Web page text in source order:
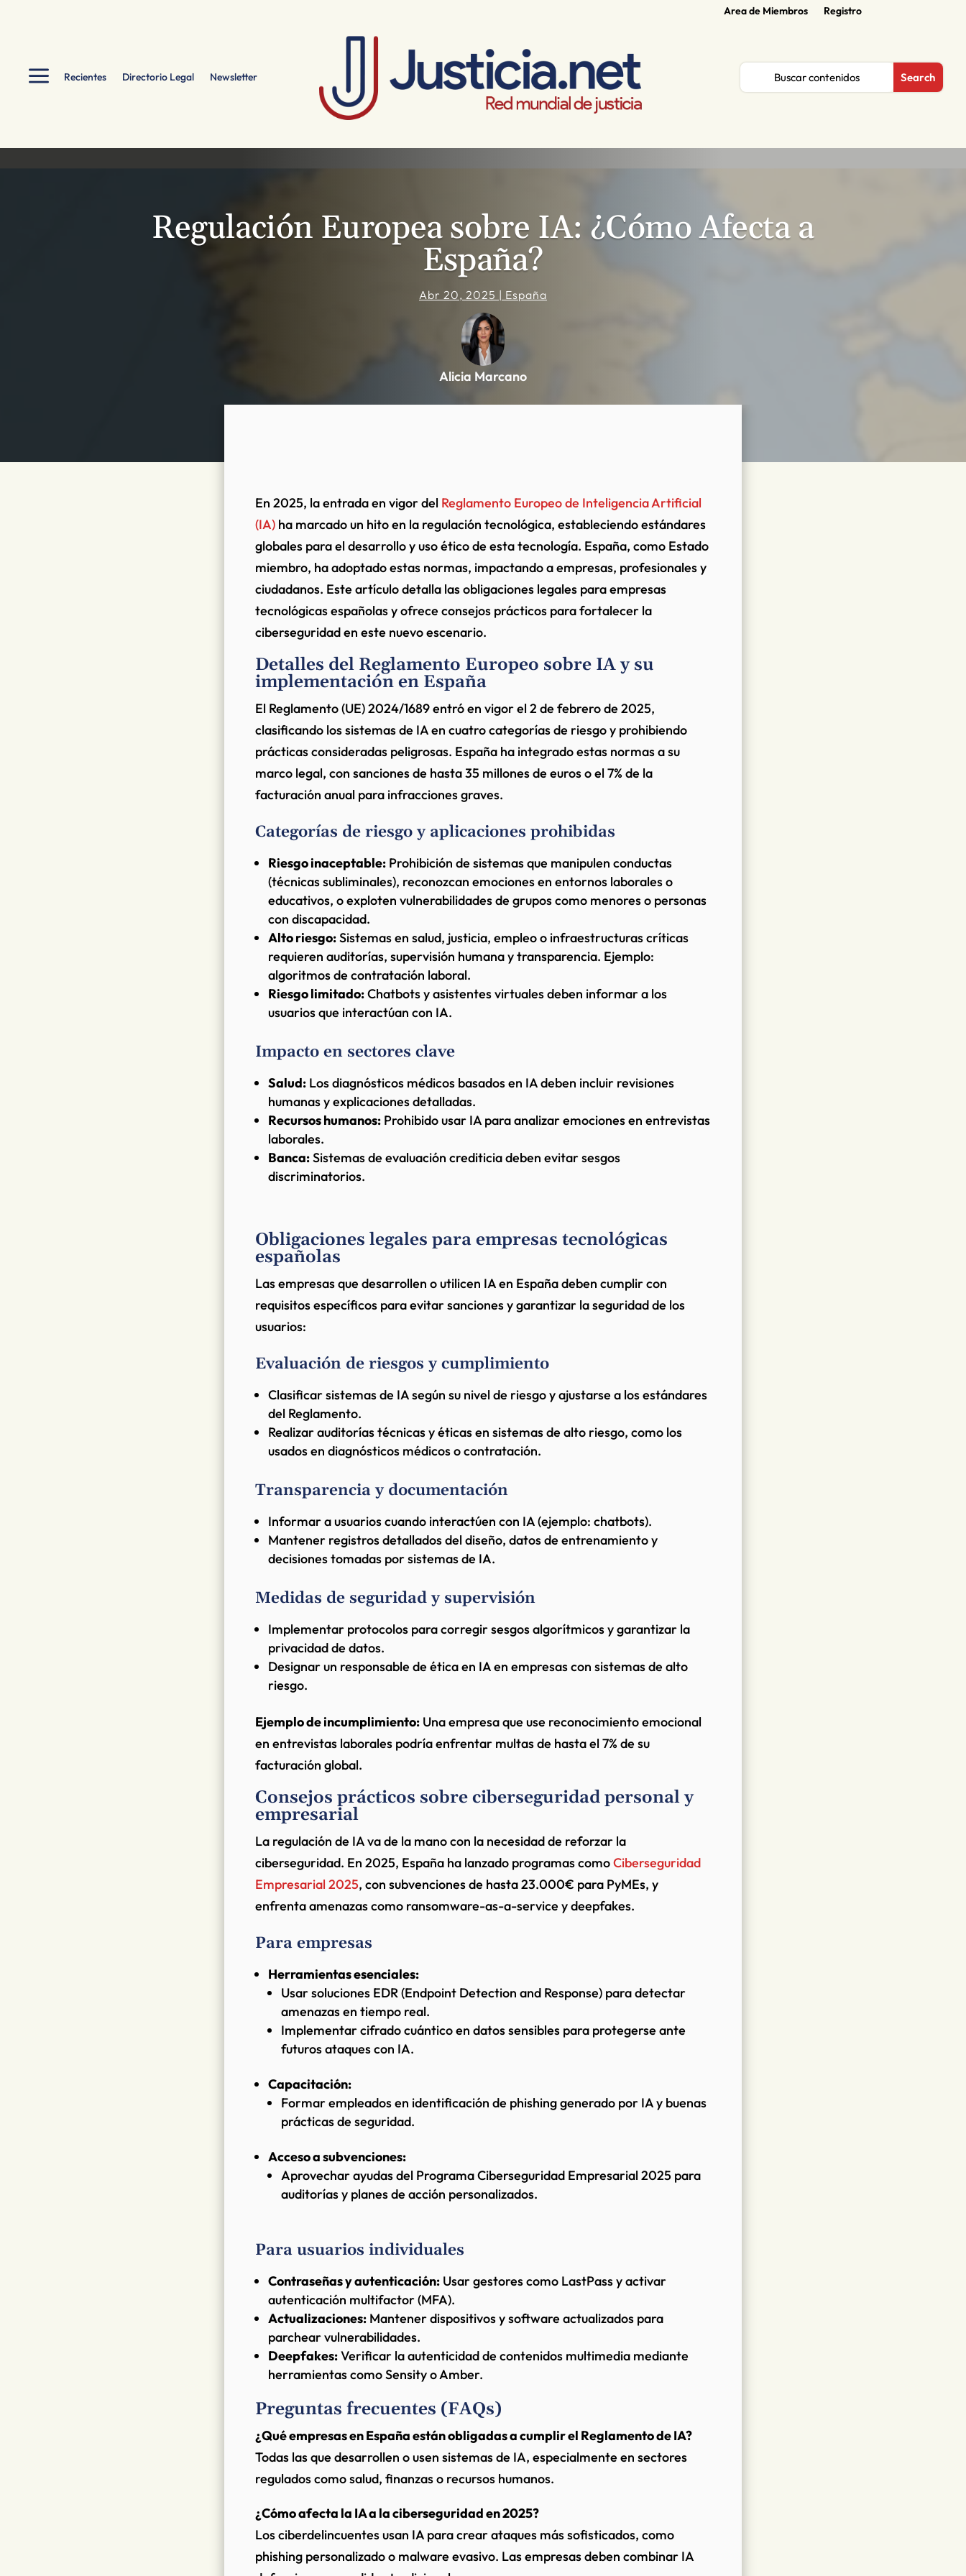
Area de Miembros Registro
a Recientes Directorio Legal Newsletter
Regulación Europea sobre IA: ¿Cómo Afecta a
España?
Abr 20, 2025 | España
Alicia Marcano
En 2025, la entrada en vigor del Reglamento Europeo de Inteligencia Artificial
(IA)ha marcado un hito en la regulación tecnológica, estableciendo estándares
globales para el desarrollo y uso ético de esta tecnología. España, como Estado
miembro, ha adoptado estas normas, impactando a empresas, profesionales y
ciudadanos. Este artículo detalla las obligaciones legales para empresas
tecnológicas españolas y ofrece consejos prácticos para fortalecer la
ciberseguridad en este nuevo escenario.
Detalles del Reglamento Europeo sobre IA y su
implementación en España
El Reglamento (UE) 2024/1689 entró en vigor el 2 de febrero de 2025,
clasificando los sistemas de IA en cuatro categorías de riesgo y prohibiendo
prácticas consideradas peligrosas. España ha integrado estas normas a su
marco legal, con sanciones de hasta 35 millones de euros o el 7% de la
facturación anual para infracciones graves.
Categorías de riesgo y aplicaciones prohibidas
Riesgo inaceptable:Prohibición de sistemas que manipulen conductas
(técnicas subliminales), reconozcan emociones en entornos laborales o
educativos, o exploten vulnerabilidades de grupos como menores o personas
con discapacidad.
Alto riesgo:Sistemas en salud, justicia, empleo o infraestructuras críticas
requieren auditorías, supervisión humana y transparencia. Ejemplo:
algoritmos de contratación laboral.
Riesgo limitado:Chatbots y asistentes virtuales deben informar a los
usuarios que interactúan con IA.
Impacto en sectores clave
Salud:Los diagnósticos médicos basados en IA deben incluir revisiones
humanas y explicaciones detalladas.
Recursos humanos:Prohibido usar IA para analizar emociones en entrevistas
laborales.
Banca:Sistemas de evaluación crediticia deben evitar sesgos
discriminatorios.
Obligaciones legales para empresas tecnológicas
españolas
Las empresas que desarrollen o utilicen IA en España deben cumplir con
requisitos específicos para evitar sanciones y garantizar la seguridad de los
usuarios:
Evaluación de riesgos y cumplimiento
Clasificar sistemas de IA según su nivel de riesgo y ajustarse a los estándares
del Reglamento.
Realizar auditorías técnicas y éticas en sistemas de alto riesgo, como los
usados en diagnósticos médicos o contratación.
Transparencia y documentación
Informar a usuarios cuando interactúen con IA (ejemplo: chatbots).
Mantener registros detallados del diseño, datos de entrenamiento y
decisiones tomadas por sistemas de IA.
Medidas de seguridad y supervisión
Implementar protocolos para corregir sesgos algorítmicos y garantizar la
privacidad de datos.
Designar un responsable de ética en IA en empresas con sistemas de alto
riesgo.
Ejemplo de incumplimiento:Una empresa que use reconocimiento emocional
en entrevistas laborales podría enfrentar multas de hasta el 7% de su
facturación global.
Consejos prácticos sobre ciberseguridad personal y
empresarial
La regulación de IA va de la mano con la necesidad de reforzar la
ciberseguridad. En 2025, España ha lanzado programas comoCiberseguridad
Empresarial 2025, con subvenciones de hasta 23.000€ para PyMEs, y
enfrenta amenazas como ransomware-as-a-service y deepfakes.
Para empresas
Herramientas esenciales:
Usar soluciones EDR (Endpoint Detection and Response) para detectar
amenazas en tiempo real.
Implementar cifrado cuántico en datos sensibles para protegerse ante
futuros ataques con IA.
Capacitación:
Formar empleados en identificación de phishing generado por IA y buenas
prácticas de seguridad.
Acceso a subvenciones:
Aprovechar ayudas del Programa Ciberseguridad Empresarial 2025 para
auditorías y planes de acción personalizados.
Para usuarios individuales
Contraseñas y autenticación:Usar gestores como LastPass y activar
autenticación multifactor (MFA).
Actualizaciones:Mantener dispositivos y software actualizados para
parchear vulnerabilidades.
Deepfakes:Verificar la autenticidad de contenidos multimedia mediante
herramientas como Sensity o Amber.
Preguntas frecuentes (FAQs)
¿Qué empresas en España están obligadas a cumplir el Reglamento de IA?
Todas las que desarrollen o usen sistemas de IA, especialmente en sectores
regulados como salud, finanzas o recursos humanos.
¿Cómo afecta la IA a la ciberseguridad en 2025?
Los ciberdelincuentes usan IA para crear ataques más sofisticados, como
phishing personalizado o malware evasivo. Las empresas deben combinar IA